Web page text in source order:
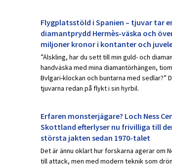
Flygplatsstöld i Spanien – tjuvar tar
diamantprydd Hermès-väska och
miljoner kronor i kontanter och
”Älskling, har du sett till min guld- och
handväska med mina diamantörhängen,
Bvlgari-klockan och buntarna med sedlar?”
tjuvarna redan på flykt i sin hyrbil.
Erfaren monsterjägare? Loch Ness
Skottland efterlyser nu frivilliga till
största jakten sedan 1970-talet
Det är ännu oklart hur forskarna agerar om
till attack, men med modern teknik som